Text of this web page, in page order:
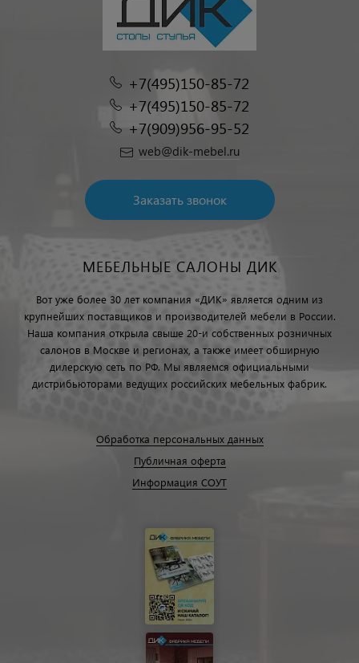
+7(495)150-85-72
+7(495)150-85-72
+7(909)956-95-52
web@dik-mebel.ru
Заказать звонок
МЕБЕЛЬНЫЕ САЛОНЫ ДИК
Вот уже более 30 лет компания «ДИК» является одним из
крупнейших поставщиков и производителей мебели в России.
Наша компания открыла свыше 20-и собственных розничных
салонов в Москве и регионах, а также имеет обширную
дилерскую сеть по РФ. Мы являемся официальными
дистрибьюторами ведущих российских мебельных фабрик.
Обработка персональных данных
Публичная оферта
Информация СОУТ